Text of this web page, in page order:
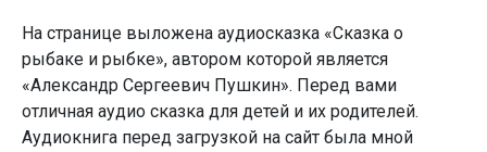
На странице выложена аудиосказка «Сказка о
рыбаке и рыбке», автором которой является
«Александр Сергеевич Пушкин». Перед вами
отличная аудио сказка для детей и их родителей.
Аудиокнига перед загрузкой на сайт была мной